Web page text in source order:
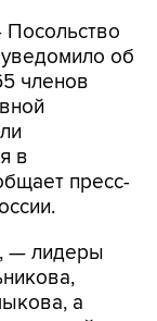
членов
в
пресс-
— лидеры
а